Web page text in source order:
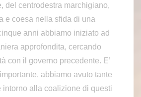
del centrodestra marchigiano,
e coesa nella sfida di una
anni abbiamo iniziato ad
approfondita, cercando
con il governo precedente. E’
abbiamo avuto tante
intorno alla coalizione di questi